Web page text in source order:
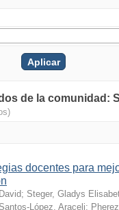
de la comunidad:
docentes para
; Steger, Gladys
Santos-López, Araceli;